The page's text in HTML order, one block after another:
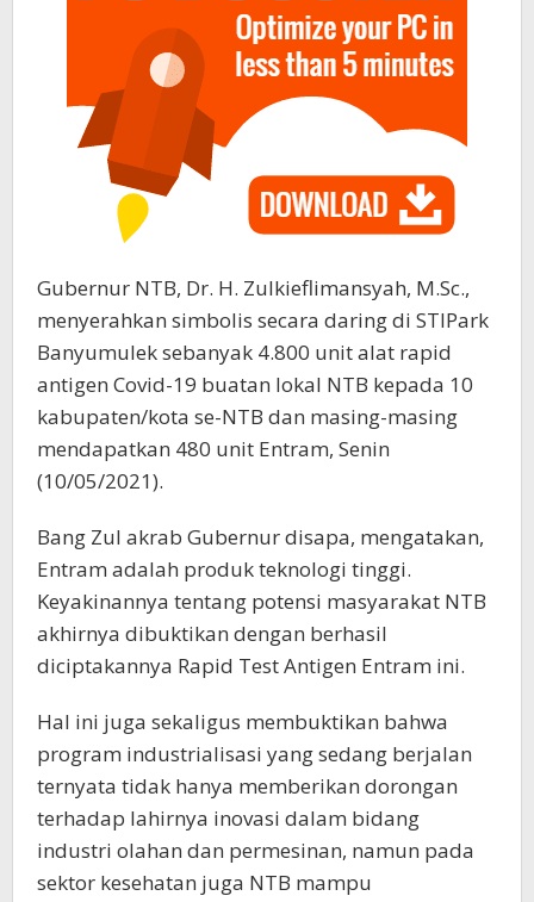
Gubernur NTB, Dr. H. Zulkieflimansyah, M.Sc.,
menyerahkan simbolis secara daring di STIPark
Banyumulek sebanyak 4.800 unit alat rapid
antigen Covid-19 buatan lokal NTB kepada 10
kabupaten/kota se-NTB dan masing-masing
mendapatkan 480 unit Entram, Senin
(10/05/2021).
Bang Zul akrab Gubernur disapa, mengatakan,
Entram adalah produk teknologi tinggi.
Keyakinannya tentang potensi masyarakat NTB
akhirnya dibuktikan dengan berhasil
diciptakannya Rapid Test Antigen Entram ini.
Hal ini juga sekaligus membuktikan bahwa
program industrialisasi yang sedang berjalan
ternyata tidak hanya memberikan dorongan
terhadap lahirnya inovasi dalam bidang
industri olahan dan permesinan, namun pada
sektor kesehatan juga NTB mampu